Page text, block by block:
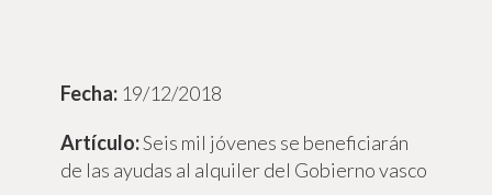
19/12/2018
Seis mil jóvenes se beneficiarán
de las ayudas al alquiler del Gobierno vasco